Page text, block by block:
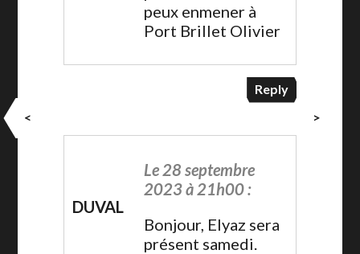
peux enmener à
Port Brillet Olivier
Reply
DUVAL
Le 28 septembre
2023 à 21h00 :
Bonjour, Elyaz sera
présent samedi.
< >